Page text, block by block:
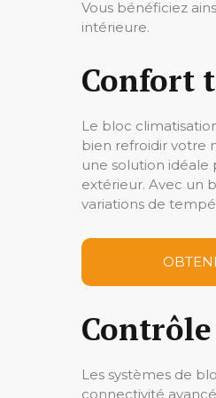
Vous bénéficiez
intérieure.
Confort
Le bloc
bien refroidir votre
une solution
extérieur. Avec un
variations de
Les systèmes de
connectivité